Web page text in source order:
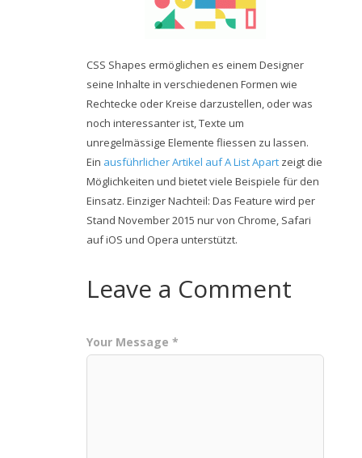
CSS Shapes ermöglichen es einem Designer
seine Inhalte in verschiedenen Formen wie
Rechtecke oder Kreise darzustellen, oder was
noch interessanter ist, Texte um
unregelmässige Elemente fliessen zu lassen.
Ein ausführlicher Artikel auf A List Apart zeigt die
Möglichkeiten und bietet viele Beispiele für den
Einsatz. Einziger Nachteil: Das Feature wird per
Stand November 2015 nur von Chrome, Safari
auf iOS und Opera unterstützt.
Leave a Comment
Your Message *